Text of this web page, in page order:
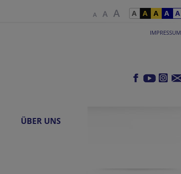
IMPRESSUM
ÜBER UNS